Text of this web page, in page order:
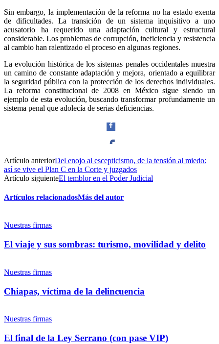
Bluesky
Threads
Sin embargo, la implementación de la reforma no ha estado exenta
de dificultades. La transición de un sistema inquisitivo a uno
acusatorio ha requerido una adaptación cultural y estructural
considerable. Los problemas de corrupción, ineficiencia y resistencia
al cambio han ralentizado el proceso en algunas regiones.
La evolución histórica de los sistemas penales occidentales muestra
un camino de constante adaptación y mejora, orientado a equilibrar
la seguridad pública con la protección de los derechos individuales.
La reforma constitucional de 2008 en México sigue siendo un
ejemplo de esta evolución, buscando transformar profundamente un
sistema penal que adolecía de serias deficiencias.
Facebook
Artículo anteriorDel enojo al escepticismo, de la tensión al miedo:
así se vive el Plan C en la Corte y juzgados
Artículo siguienteEl temblor en el Poder Judicial
Artículos relacionadosMás del autor
Nuestras firmas
El viaje y sus sombras: turismo, movilidad y delito
Nuestras firmas
Chiapas, víctima de la delincuencia
Nuestras firmas
El final de la Ley Serrano (con pase VIP)